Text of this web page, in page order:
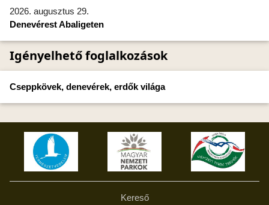
2026. augusztus 29.
Denevérest Abaligeten
Igényelhető foglalkozások
Cseppkövek, denevérek, erdők világa
Kereső